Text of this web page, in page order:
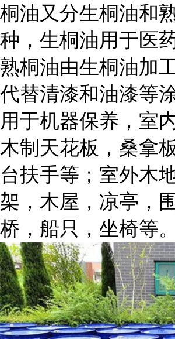
桐油又分生桐油和
种，生桐油用于医
熟桐油由生桐油加
代替清漆和油漆等
用于机器保养，室
木制天花板，桑拿
台扶手等；室外木
架，木屋，凉亭，
桥，船只，坐椅等。